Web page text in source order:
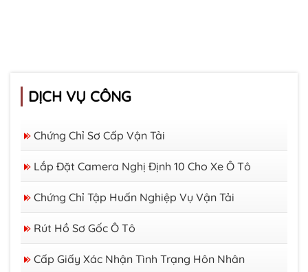
DỊCH VỤ CÔNG
Chứng Chỉ Sơ Cấp Vận Tải
Lắp Đặt Camera Nghị Định 10 Cho Xe Ô Tô
Chứng Chỉ Tập Huấn Nghiệp Vụ Vận Tải
Rút Hồ Sơ Gốc Ô Tô
Cấp Giấy Xác Nhận Tình Trạng Hôn Nhân